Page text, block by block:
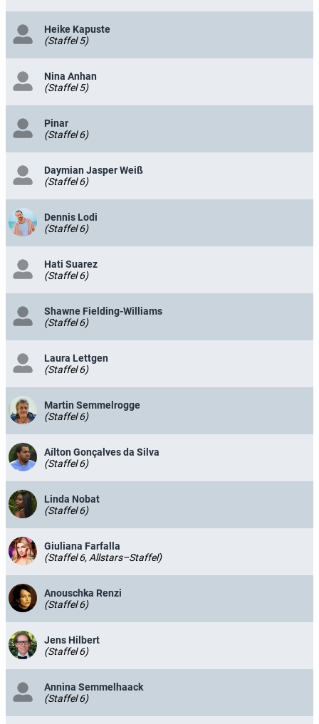
Heike Kapuste
(Staffel 5)
Nina Anhan
(Staffel 5)
Pinar
(Staffel 6)
Daymian Jasper Weiß
(Staffel 6)
Dennis Lodi
(Staffel 6)
Hati Suarez
(Staffel 6)
Shawne Fielding-Williams
(Staffel 6)
Laura Lettgen
(Staffel 6)
Martin Semmelrogge
(Staffel 6)
Aílton Gonçalves da Silva
(Staffel 6)
Linda Nobat
(Staffel 6)
Giuliana Farfalla
(Staffel 6, Allstars–Staffel)
Anouschka Renzi
(Staffel 6)
Jens Hilbert
(Staffel 6)
Annina Semmelhaack
(Staffel 6)